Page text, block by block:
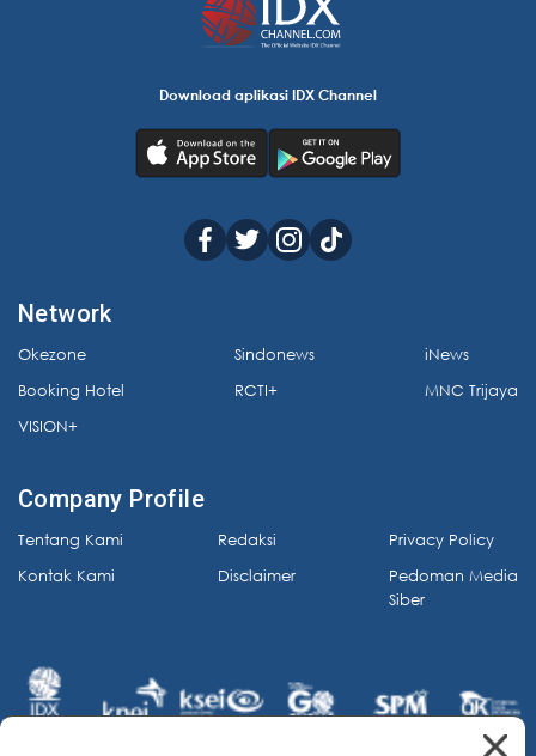
Download aplikasi IDX Channel
Network
Okezone
Booking Hotel
VISION+
Sindonews
RCTI+
iNews
MNC Trijaya
Company Profile
Tentang Kami
Kontak Kami
Redaksi
Disclaimer
Privacy Policy
Pedoman Media
Siber